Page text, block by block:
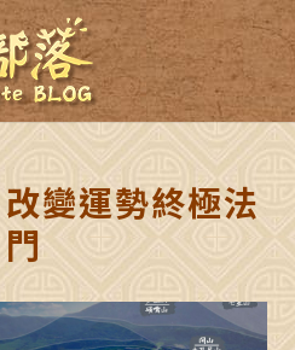
變運勢終極法
門